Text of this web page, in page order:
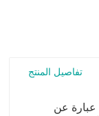
تفاصيل المنتج
عبارة عن